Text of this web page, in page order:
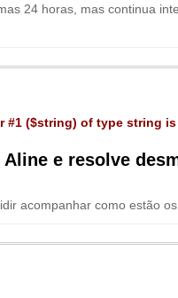
24 horas, mas continua
#1 ($string) of type string
e resolve
acompanhar como estão